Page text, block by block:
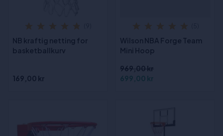
NB kraftig netting for
basketballkurv
169,00 kr
Wilson NBA Forge Team
Mini Hoop
969,00 kr
699,00 kr